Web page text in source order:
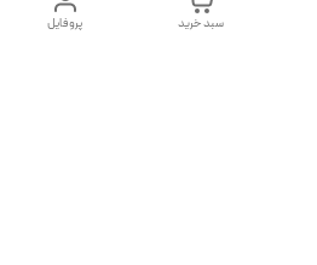
پروفایل سبد خرید